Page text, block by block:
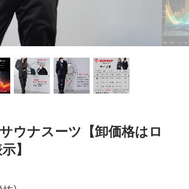
ウナスーツ【卸価格はロ
】